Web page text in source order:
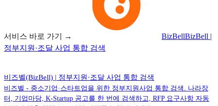
서비스 바로 가기 → BizBellBizBell |
정부지원·조달 사업 통합 검색
비즈벨(BizBell) | 정부지원·조달 사업 통합 검색
비즈벨 - 중소기업·스타트업을 위한 정부지원사업 통합 검색. 나라장
터, 기업마당, K-Startup 공고를 한 번에 검색하고, RFP 요구사항 자동